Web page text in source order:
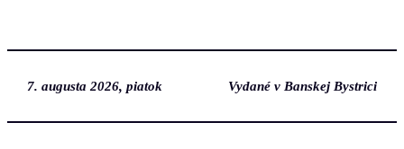
7. augusta 2026, piatok Vydané v Banskej Bystrici